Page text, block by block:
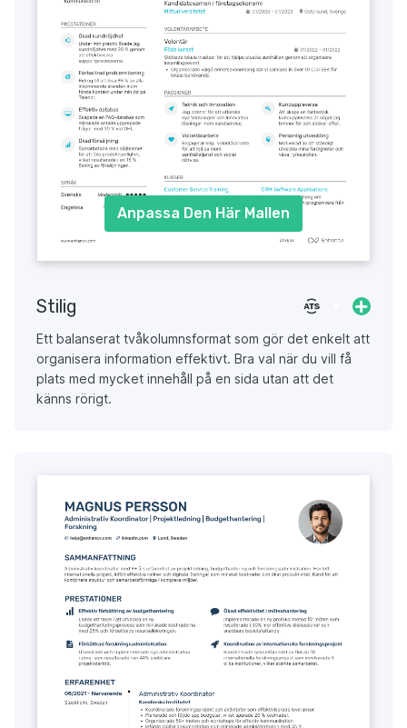
Anpassa Den Här Mallen
Stilig
Ett balanserat tvåkolumnsformat som gör det enkelt att
organisera information effektivt. Bra val när du vill få
plats med mycket innehåll på en sida utan att det
känns rörigt.